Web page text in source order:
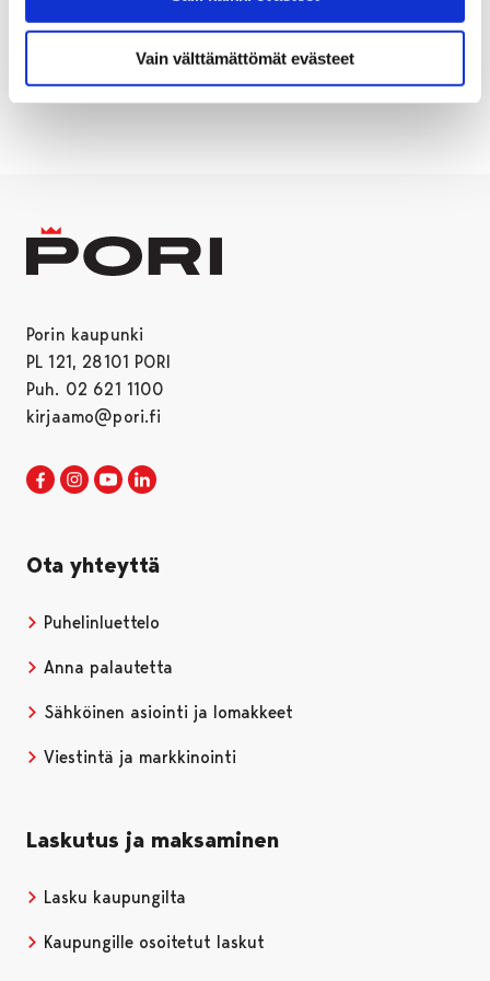
Vain välttämättömät evästeet
KIRJURINLUOTO LADUT LIIKUNTA
Porin kaupunki
PL 121, 28101 PORI
Puh. 02 621 1100
kirjaamo@pori.fi
Porin kaupunki Facebookissa
Avautuu uudessa välilehdessä
Porin kaupunki Instagramissa
Avautuu uudessa välilehdessä
Porin kaupunki Youtubessa
Avautuu uudessa välilehdessä
Ota yhteyttä
Puhelinluettelo
Anna palautetta
Sähköinen asiointi ja lomakkeet
Viestintä ja markkinointi
Laskutus ja maksaminen
Lasku kaupungilta
Kaupungille osoitetut laskut